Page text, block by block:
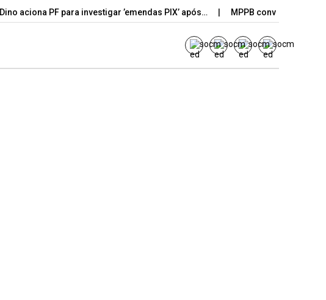
Dino aciona PF para investigar ’emendas PIX’ após… MPPB converte